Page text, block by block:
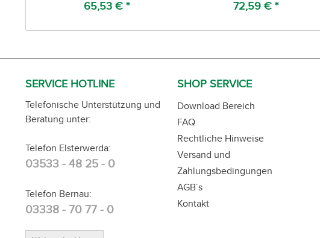
65,53 € * 72,59 € *
SERVICE HOTLINE
Telefonische Unterstützung und
Beratung unter:
Telefon Elsterwerda:
03533 - 48 25 - 0
Telefon Bernau:
03338 - 70 77 - 0
SHOP SERVICE
Download Bereich
FAQ
Rechtliche Hinweise
Versand und
Zahlungsbedingungen
AGB´s
Kontakt